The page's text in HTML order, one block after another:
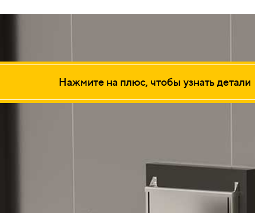
Нажмите на плюс, чтобы узнать детали